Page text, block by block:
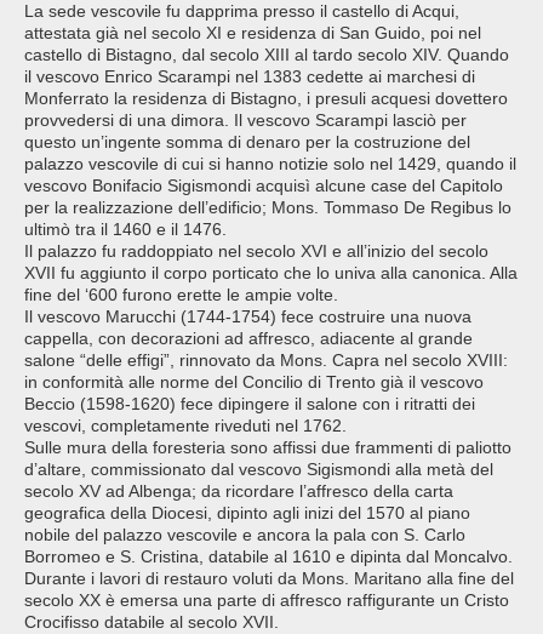
La sede vescovile fu dapprima presso il castello di Acqui,
attestata già nel secolo XI e residenza di San Guido, poi nel
castello di Bistagno, dal secolo XIII al tardo secolo XIV. Quando
il vescovo Enrico Scarampi nel 1383 cedette ai marchesi di
Monferrato la residenza di Bistagno, i presuli acquesi dovettero
provvedersi di una dimora. Il vescovo Scarampi lasciò per
questo un’ingente somma di denaro per la costruzione del
palazzo vescovile di cui si hanno notizie solo nel 1429, quando il
vescovo Bonifacio Sigismondi acquisì alcune case del Capitolo
per la realizzazione dell’edificio; Mons. Tommaso De Regibus lo
ultimò tra il 1460 e il 1476.
Il palazzo fu raddoppiato nel secolo XVI e all’inizio del secolo
XVII fu aggiunto il corpo porticato che lo univa alla canonica. Alla
fine del ‘600 furono erette le ampie volte.
Il vescovo Marucchi (1744-1754) fece costruire una nuova
cappella, con decorazioni ad affresco, adiacente al grande
salone “delle effigi”, rinnovato da Mons. Capra nel secolo XVIII:
in conformità alle norme del Concilio di Trento già il vescovo
Beccio (1598-1620) fece dipingere il salone con i ritratti dei
vescovi, completamente riveduti nel 1762.
Sulle mura della foresteria sono affissi due frammenti di paliotto
d’altare, commissionato dal vescovo Sigismondi alla metà del
secolo XV ad Albenga; da ricordare l’affresco della carta
geografica della Diocesi, dipinto agli inizi del 1570 al piano
nobile del palazzo vescovile e ancora la pala con S. Carlo
Borromeo e S. Cristina, databile al 1610 e dipinta dal Moncalvo.
Durante i lavori di restauro voluti da Mons. Maritano alla fine del
secolo XX è emersa una parte di affresco raffigurante un Cristo
Crocifisso databile al secolo XVII.